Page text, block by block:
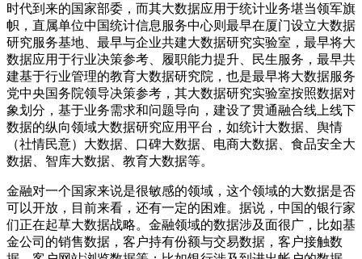
时代到来的国家部委，而其大数据应用于统计业务堪当领军旗
帜，直属单位中国统计信息服务中心则最早在厦门设立大数据
研究服务基地、最早与企业共建大数据研究实验室，最早将大
数据应用于行业决策参考、履职能力提升、民生服务，最早共
建基于行业管理的教育大数据研究院，也是最早将大数据服务
党中央国务院领导决策参考，其大数据研究实验室按照数据对
象划分，基于业务需求和问题导向，建设了贯通融合线上线下
数据的纵向领域大数据研究应用平台，如统计大数据、舆情
（社情民意）大数据、口碑大数据、电商大数据、食品安全大
数据、智库大数据、教育大数据等。
金融对一个国家来说是很敏感的领域，这个领域的大数据是否
可以开放，目前来看，还有一定的困难。据说，中国的银行家
们正在起草大数据战略。金融领域的数据涉及面很广，比如基
金公司的销售数据，客户持有份额与交易数据，客户接触数